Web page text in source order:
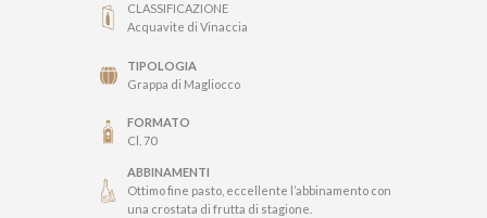
CLASSIFICAZIONE
Acquavite di Vinaccia
TIPOLOGIA
Grappa di Magliocco
FORMATO
Cl. 70
ABBINAMENTI
Ottimo fine pasto, eccellente l’abbinamento con
una crostata di frutta di stagione.